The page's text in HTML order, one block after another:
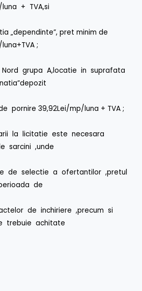
+ TVA,si
„dependinte”, pret minim de
;
grupa A,locatie in suprafata
pornire 39,92Lei/mp/luna + TVA ;
la licitatie este necesara
sarcini ,unde
de selectie a ofertantilor ,pretul
de
de inchiriere ,precum si
trebuie achitate